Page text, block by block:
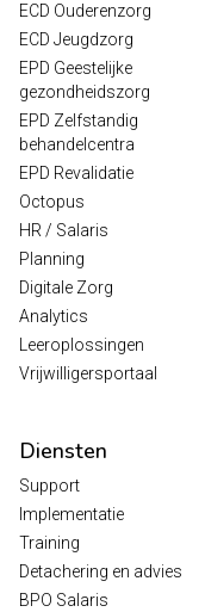
ECD Ouderenzorg
ECD Jeugdzorg
EPD Geestelijke
gezondheidszorg
EPD Zelfstandig
behandelcentra
EPD Revalidatie
Octopus
HR / Salaris
Planning
Digitale Zorg
Analytics
Leeroplossingen
Vrijwilligersportaal
Diensten
Support
Implementatie
Training
Detachering en advies
BPO Salaris